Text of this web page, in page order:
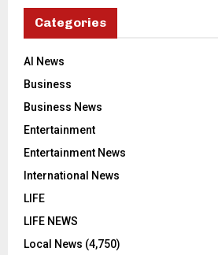
Categories
AI News
Business
Business News
Entertainment
Entertainment News
International News
LIFE
LIFE NEWS
Local News (4,750)